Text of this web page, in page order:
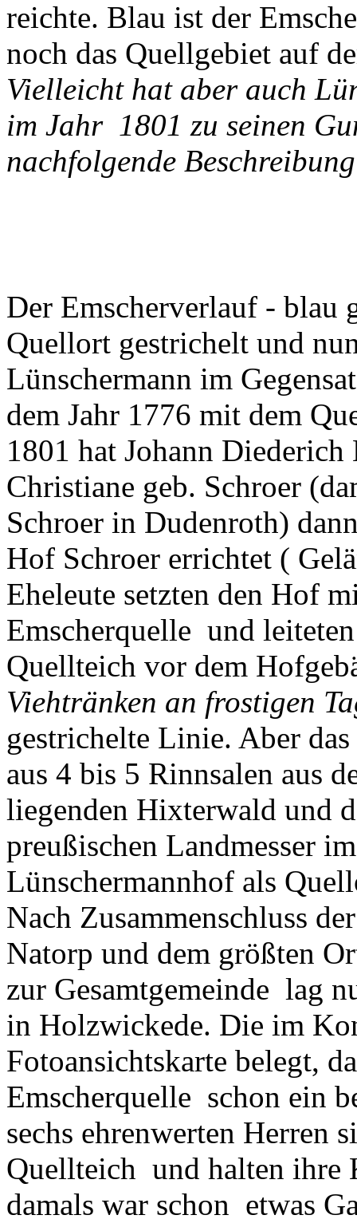
reichte. Blau ist der
noch das Quellgebiet auf
Vielleicht hat aber auch
im Jahr 1801 zu seinen
nachfolgende
Der Emscherverlauf - blau
Quellort gestrichelt und
Lünschermann im
dem Jahr 1776 mit dem
1801 hat Johann
Christiane geb. Schroer
Schroer in Dudenroth)
Hof Schroer errichtet (
Eheleute setzten den Hof
Emscherquelle und
Quellteich vor dem
Viehtränken an frostigen
gestrichelte Linie. Aber
aus 4 bis 5 Rinnsalen aus
liegenden Hixterwald und
preußischen Landmesser
Lünschermannhof als
Nach Zusammenschluss
Natorp und dem größten
zur Gesamtgemeinde lag
in Holzwickede. Die im
Fotoansichtskarte belegt,
Emscherquelle schon ein
sechs ehrenwerten Herren
Quellteich und halten ihre
damals war schon etwas